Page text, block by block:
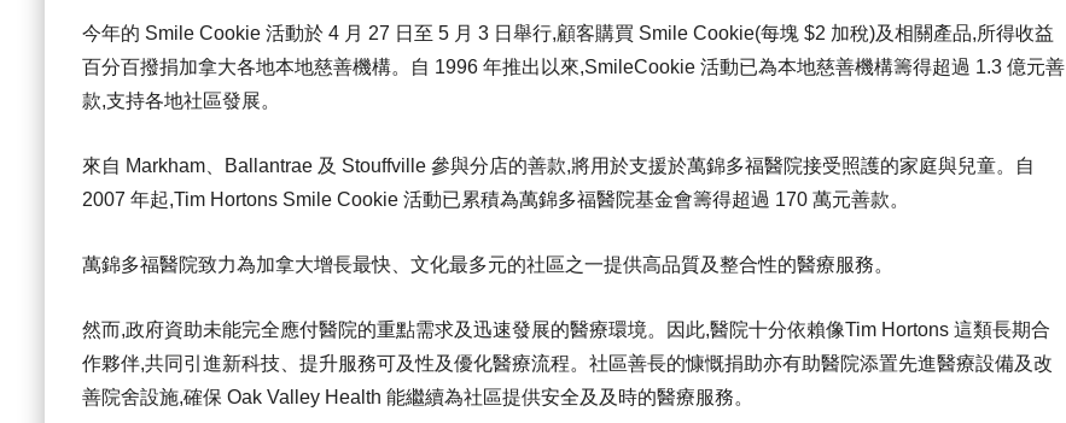
今年的 Smile Cookie 活動於 4 月 27 日至 5 月 3 日舉行,顧客購買 Smile Cookie(每塊 $2 加稅)及相關產品,所得收益
百分百撥捐加拿大各地本地慈善機構。自 1996 年推出以來,SmileCookie 活動已為本地慈善機構籌得超過 1.3 億元善
款,支持各地社區發展。
來自 Markham、Ballantrae 及 Stouffville 參與分店的善款,將用於支援於萬錦多福醫院接受照護的家庭與兒童。自
2007 年起,Tim Hortons Smile Cookie 活動已累積為萬錦多福醫院基金會籌得超過 170 萬元善款。
萬錦多福醫院致力為加拿大增長最快、文化最多元的社區之一提供高品質及整合性的醫療服務。
然而,政府資助未能完全應付醫院的重點需求及迅速發展的醫療環境。因此,醫院十分依賴像Tim Hortons 這類長期合
作夥伴,共同引進新科技、提升服務可及性及優化醫療流程。社區善長的慷慨捐助亦有助醫院添置先進醫療設備及改
善院舍設施,確保 Oak Valley Health 能繼續為社區提供安全及及時的醫療服務。